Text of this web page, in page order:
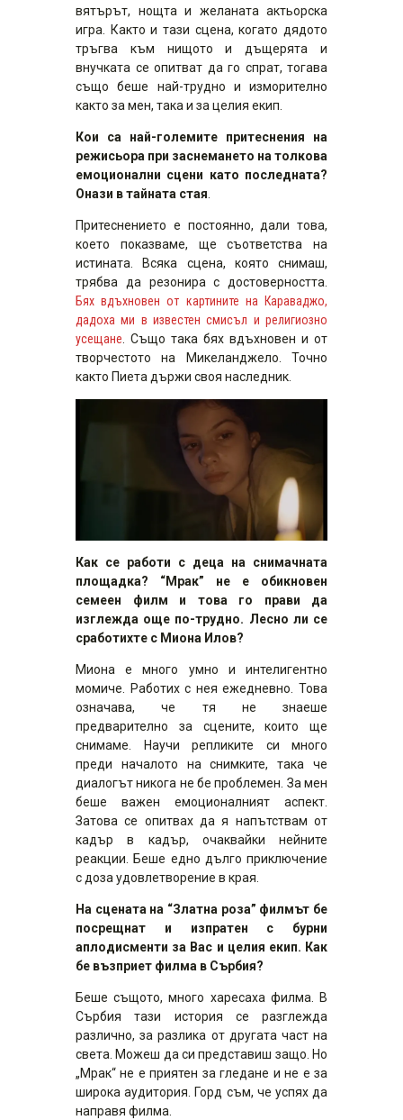
вятърът, нощта и желаната актьорска
игра. Както и тази сцена, когато дядото
тръгва към нищото и дъщерята и
внучката се опитват да го спрат, тогава
също беше най-трудно и изморително
както за мен, така и за целия екип.
Кои са най-големите притеснения на
режисьора при заснемането на толкова
емоционални сцени като последната?
Онази в тайната стая
Притеснението е постоянно, дали това,
което показваме, ще съответства на
истината. Всяка сцена, която снимаш,
трябва да резонира с достоверността.
Бях вдъхновен от картините на Караваджо,
дадоха ми в известен смисъл и религиозно
усещане . Също така бях вдъхновен и от
творчестото на Микеланджело. Точно
както Пиета държи своя наследник.
Как се работи с деца на снимачната
площадка? “Мрак” не е обикновен
семеен филм и това го прави да
изглежда още по-трудно. Лесно ли се
сработихте с Миона Илов?
Миона е много умно и интелигентно
момиче. Работих с нея ежедневно. Това
означава, че тя не знаеше
предварително за сцените, които ще
снимаме. Научи репликите си много
преди началото на снимките, така че
диалогът никога не бе проблемен. За мен
беше важен емоционалният аспект.
Затова се опитвах да я напътствам от
кадър в кадър, очаквайки нейните
реакции. Беше едно дълго приключение
с доза удовлетворение в края.
На сцената на “Златна роза” филмът бе
посрещнат и изпратен с бурни
аплодисменти за Вас и целия екип. Как
бе възприет филма в Сърбия?
Беше същото, много харесаха филма. В
Сърбия тази история се разглежда
различно, за разлика от другата част на
света. Можеш да си представиш защо. Но
„Мрак“ не е приятен за гледане и не е за
широка аудитория. Горд съм, че успях да
направя филма.